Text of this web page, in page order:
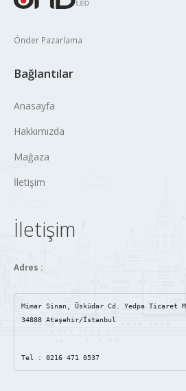
Hakkımızda
Mağaza
İletişim
34888 Ataşehir/İstanbul